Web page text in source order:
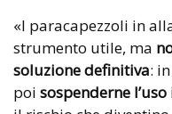
«I paracapezzoli in
strumento utile, ma
soluzione definitiva:
poi sospenderne